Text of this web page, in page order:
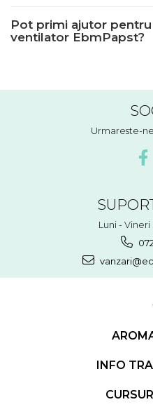
Pot primi ajutor
ventilator EbmPapst?
Urmareste-
Luni - Vineri
INFO